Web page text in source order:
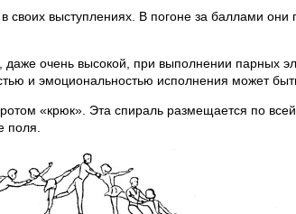
своих выступлениях. В погоне за баллами
очень высокой, при выполнении парных
и эмоциональностью исполнения может
«крюк». Эта спираль размещается по
поля.